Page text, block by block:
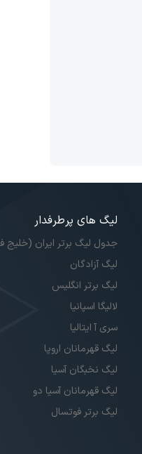
لیگ های پرطرفدار
جدول لیگ برتر ایران (خلیج
لیگ آزادگان
لیگ برتر انگلیس
لالیگا اسپانیا
سری آ ایتالیا
لیگ قهرمانان اروپا
لیگ نخبگان آسیا
لیگ قهرمانان آسیا دو
لیگ برتر فوتسال